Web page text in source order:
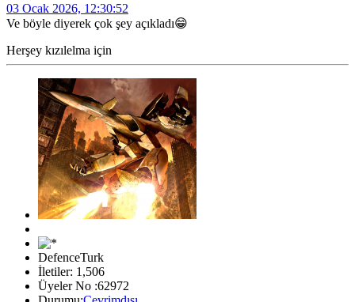
03 Ocak 2026, 12:30:52
Ve böyle diyerek çok şey açıkladı😁
Herşey kızılelma için
DefenceTurk
İletiler: 1,506
Üyeler No :62972